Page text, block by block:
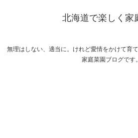
北海道で楽しく家
無理はしない、適当に。けれど愛情をかけて育
家庭菜園ブログです。